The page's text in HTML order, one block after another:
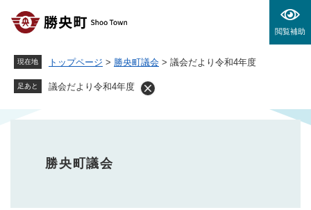
閲覧補助
現在地 トップページ > 勝央町議会 > 議会だより令和4年度
足あと 議会だより令和4年度
勝央町議会